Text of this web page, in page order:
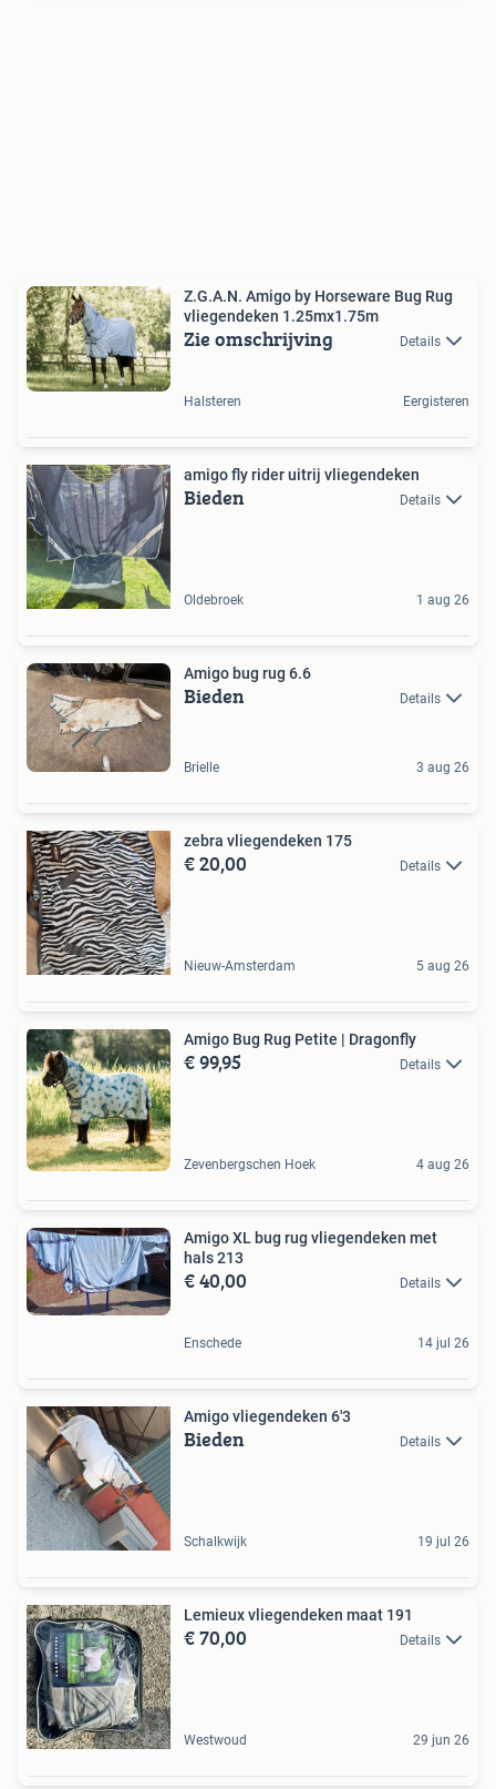
Z.G.A.N. Amigo by Horseware Bug Rug
vliegendeken 1.25mx1.75m
Zie omschrijving Details
Halsteren Eergisteren
amigo fly rider uitrij vliegendeken
Bieden Details
Oldebroek 1 aug 26
Amigo bug rug 6.6
Bieden Details
Brielle 3 aug 26
zebra vliegendeken 175
€ 20,00 Details
Nieuw-Amsterdam 5 aug 26
Amigo Bug Rug Petite | Dragonfly
€ 99,95 Details
Zevenbergschen Hoek 4 aug 26
Amigo XL bug rug vliegendeken met
hals 213
€ 40,00 Details
Enschede 14 jul 26
Amigo vliegendeken 6'3
Bieden Details
Schalkwijk 19 jul 26
Lemieux vliegendeken maat 191
€ 70,00 Details
Westwoud 29 jun 26